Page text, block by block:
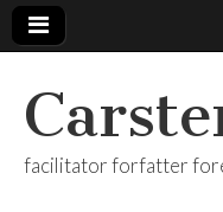
facilitator forfatter